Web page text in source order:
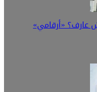
«أرقامي»